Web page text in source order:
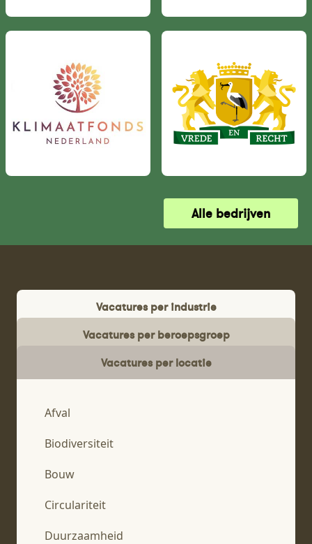
Alle bedrijven
Vacatures per industrie
Vacatures per beroepsgroep
Vacatures per locatie
Afval
Biodiversiteit
Bouw
Circulariteit
Duurzaamheid